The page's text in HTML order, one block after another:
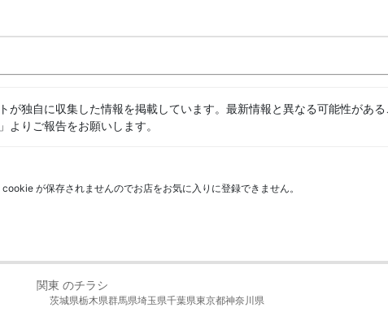
独自に収集した情報を掲載しています。最新情報と異なる可能性があ
」よりご報告をお願いします。
が保存されませんのでお店をお気に入りに登録できません。
関東 のチラシ
茨城県栃木県群馬県埼玉県千葉県東京都神奈川県